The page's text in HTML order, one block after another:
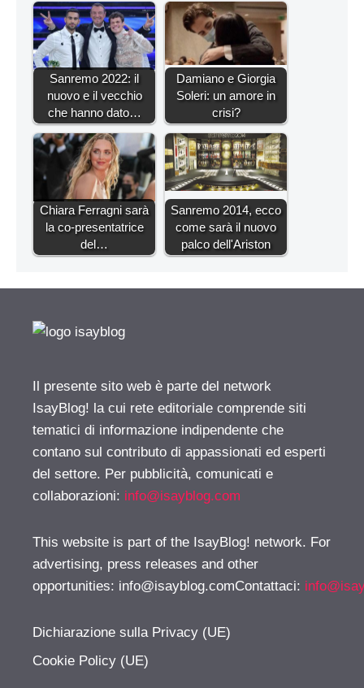
Sanremo 2022: il
nuovo e il vecchio
che hanno dato…
Damiano e Giorgia
Soleri: un amore in
crisi?
Chiara Ferragni sarà
la co-presentatrice
del…
Sanremo 2014, ecco
come sarà il nuovo
palco dell'Ariston
Il presente sito web è parte del network
IsayBlog! la cui rete editoriale comprende siti
tematici di informazione indipendente che
contano sul contributo di appassionati ed esperti
del settore. Per pubblicità, comunicati e
collaborazioni: info@isayblog.com
This website is part of the IsayBlog! network. For
advertising, press releases and other
opportunities: info@isayblog.comContattaci:
Dichiarazione sulla Privacy (UE)
Cookie Policy (UE)